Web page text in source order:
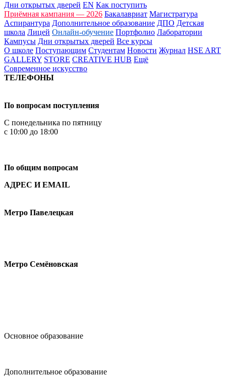
Дни открытых дверей EN Как поступить
Приёмная кампания — 2026 Бакалавриат Магистратура
Аспирантура Дополнительное образование ДПО Детская
школа Лицей Онлайн-обучение Портфолио Лаборатории
Кампусы Дни открытых дверей Все курсы
О школе Поступающим Студентам Новости Журнал HSE ART
GALLERY STORE CREATIVE HUB Ещё
Современное искусство
ТЕЛЕФОНЫ
По вопросам поступления
С понедельника по пятницу
с 10:00 до 18:00
По общим вопросам
АДРЕС И EMAIL
Метро Павелецкая
Метро Семёновская
Основное образование
Дополнительное образование